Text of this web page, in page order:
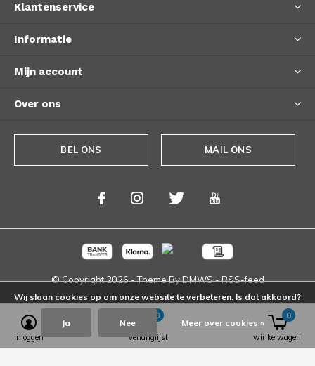
Klantenservice
Informatie
Mijn account
Over ons
BEL ONS MAIL ONS
© Copyright2026- Theme ByDMWS-RSS-feed
inloggen verlanglijst
0
winkelwagen
0
Wij slaan cookies op om onze website te verbeteren. Is dat akkoord?
Ja Nee Meer over cookies »